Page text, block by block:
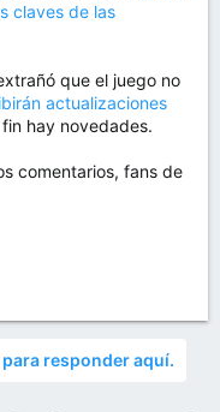
claves de las
que el juego no
actualizaciones
hay novedades.
comentarios, fans de
responder aquí.